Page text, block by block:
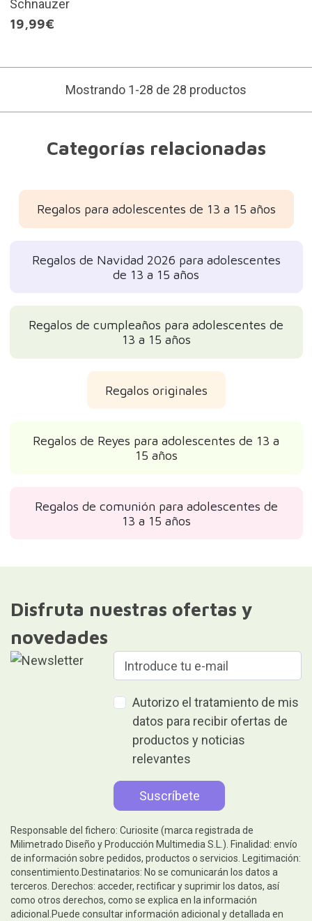
Schnauzer
19,99€
Mostrando 1-28 de 28 productos
Categorías relacionadas
Regalos para adolescentes de 13 a 15 años
Regalos de Navidad 2026 para adolescentes
de 13 a 15 años
Regalos de cumpleaños para adolescentes de
13 a 15 años
Regalos originales
Regalos de Reyes para adolescentes de 13 a
15 años
Regalos de comunión para adolescentes de
13 a 15 años
Disfruta nuestras ofertas y
novedades
Autorizo el tratamiento de mis
datos para recibir ofertas de
productos y noticias
relevantes
Responsable del fichero: Curiosite (marca registrada de
Milimetrado Diseño y Producción Multimedia S.L.). Finalidad: envío
de información sobre pedidos, productos o servicios. Legitimación:
consentimiento.Destinatarios: No se comunicarán los datos a
terceros. Derechos: acceder, rectificar y suprimir los datos, así
como otros derechos, como se explica en la información
adicional.Puede consultar información adicional y detallada en